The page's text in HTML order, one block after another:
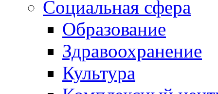
Социальная сфера
Образование
Здравоохранение
Культура